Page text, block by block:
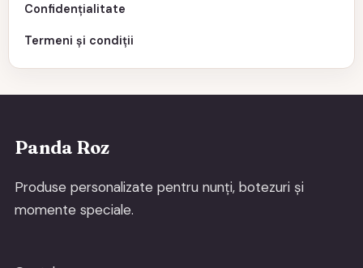
Confidențialitate
Termeni și condiții
Panda Roz
Produse personalizate pentru nunți, botezuri și
momente speciale.